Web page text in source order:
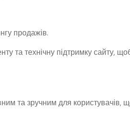
продажів.
та технічну підтримку сайту,
та зручним для користувачів,